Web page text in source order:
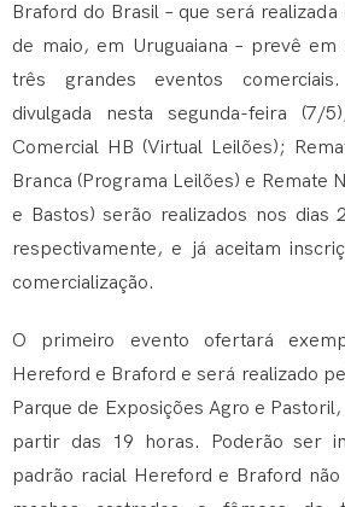
Braford do Brasil – que será
de maio, em Uruguaiana – prevê em
três grandes eventos
divulgada nesta segunda-feira (7/
Comercial HB (Virtual Leilões);
Branca (Programa Leilões) e Remate
e Bastos) serão realizados nos dias
respectivamente, e já aceitam
comercialização.
O primeiro evento ofertará
Hereford e Braford e será realizado
Parque de Exposições Agro e
partir das 19 horas. Poderão ser
padrão racial Hereford e Braford